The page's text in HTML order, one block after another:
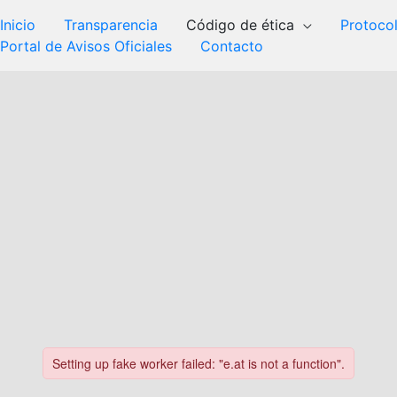
Inicio Transparencia Código de ética
Portal de Avisos Oficiales
Contacto